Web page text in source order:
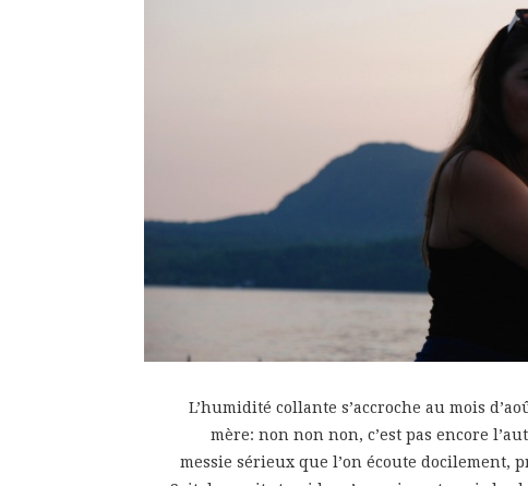
L’humidité collante s’accroche au mois
mère: non non non, c’est pas encore
messie sérieux que l’on écoute docilement,